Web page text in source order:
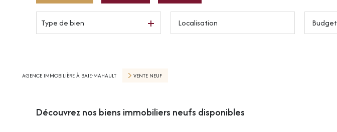
De l'ancien à l'année
Type de bien Budget
AGENCE IMMOBILIÈRE À BAIE-MAHAULT VENTE NEUF
Découvrez nos biens immobiliers neufs disponibles